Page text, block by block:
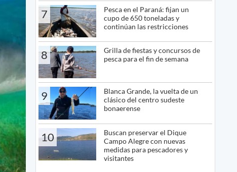
7
Pesca en el Paraná: fijan un
cupo de 650 toneladas y
continúan las restricciones
8
Grilla de fiestas y concursos de
pesca para el fin de semana
9
Blanca Grande, la vuelta de un
clásico del centro sudeste
bonaerense
10
Buscan preservar el Dique
Campo Alegre con nuevas
medidas para pescadores y
visitantes